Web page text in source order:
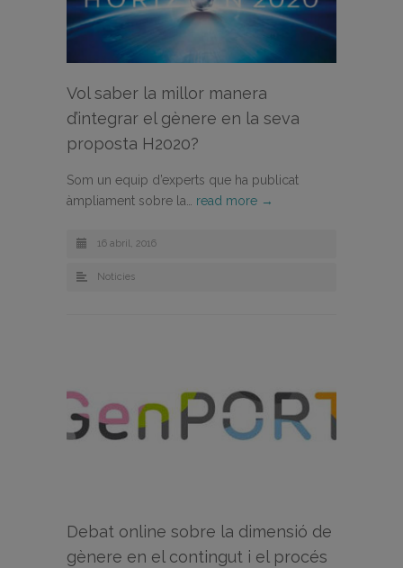
Vol saber la millor manera
d’integrar el gènere en la seva
proposta H2020?
Som un equip d’experts que ha publicat
àmpliament sobre la… read more →
16 abril, 2016
Noticies
Debat online sobre la dimensió de
gènere en el contingut i el procés